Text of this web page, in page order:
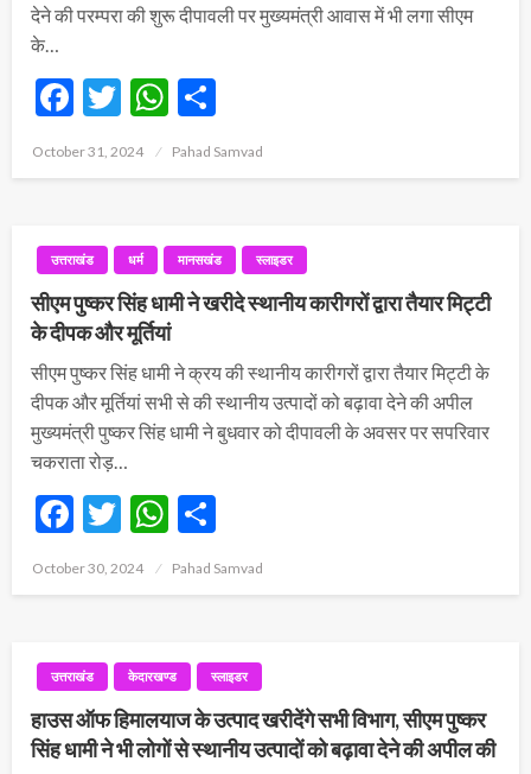
देने की परम्परा की शुरू दीपावली पर मुख्यमंत्री आवास में भी लगा सीएम
के…
Facebook
TwitterWhatsApp
Posted
October 31, 2024 Pahad Samvad
उत्तराखंड धर्म मानसखंड स्लाइडर
सीएम पुष्कर सिंह धामी ने खरीदे स्थानीय कारीगरों द्वारा तैयार मिट्टी
के दीपक और मूर्तियां
सीएम पुष्कर सिंह धामी ने क्रय की स्थानीय कारीगरों द्वारा तैयार मिट्टी के
दीपक और मूर्तियां सभी से की स्थानीय उत्पादों को बढ़ावा देने की अपील
मुख्यमंत्री पुष्कर सिंह धामी ने बुधवार को दीपावली के अवसर पर सपरिवार
चकराता रोड़…
Facebook
TwitterWhatsApp
Posted
October 30, 2024 Pahad Samvad
उत्तराखंड केदारखण्ड स्लाइडर
हाउस ऑफ हिमालयाज के उत्पाद खरीदेंगे सभी विभाग, सीएम पुष्कर
सिंह धामी ने भी लोगों से स्थानीय उत्पादों को बढ़ावा देने की अपील की